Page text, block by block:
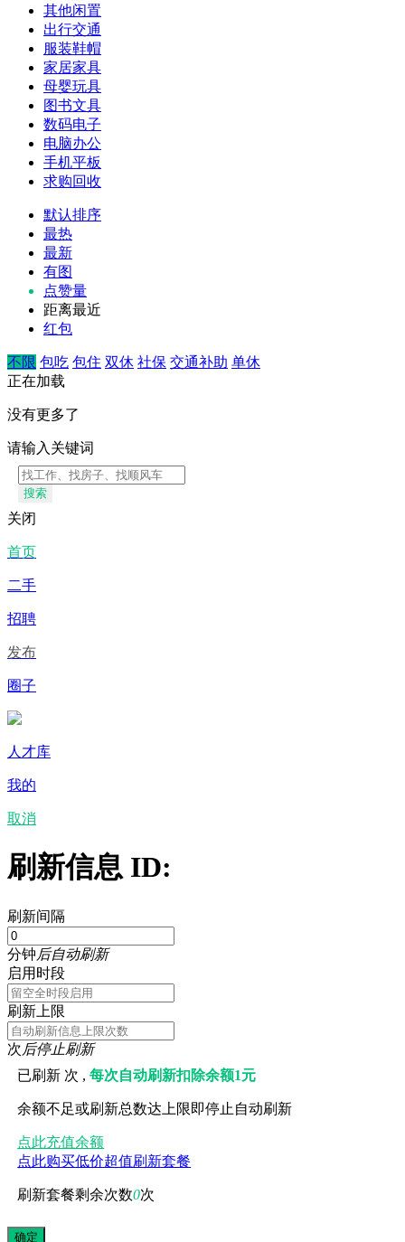
其他闲置
出行交通
服装鞋帽
家居家具
母婴玩具
图书文具
数码电子
电脑办公
手机平板
求购回收
默认排序
最热
最新
有图
点赞量
距离最近
红包
不限 包吃 包住 双休 社保 交通补助 单休
正在加载
没有更多了
请输入关键词
搜索
关闭
首页
二手
招聘
发布
圈子
人才库
我的
取消
刷新信息 ID:
刷新间隔
分钟后自动刷新
启用时段
刷新上限
次后停止刷新
已刷新 次 ,每次自动刷新扣除余额1元
余额不足或刷新总数达上限即停止自动刷新
点此充值余额
点此购买低价超值刷新套餐
刷新套餐剩余次数0次